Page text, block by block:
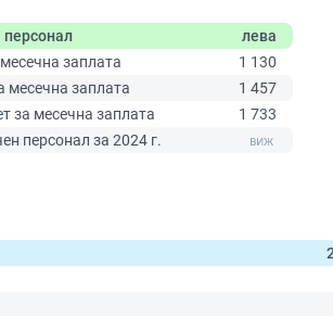
персонал
лева
заплата
1 130
месечна заплата
1 457
за месечна заплата
1 733
персонал за 2024 г.